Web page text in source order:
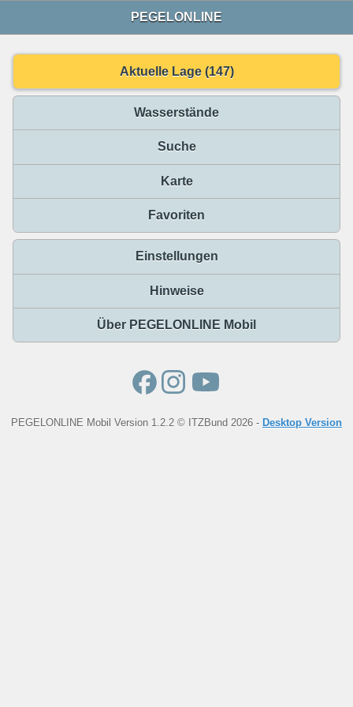
PEGELONLINE
Aktuelle Lage (147)
Wasserstände
Suche
Karte
Favoriten
Einstellungen
Hinweise
Über PEGELONLINE Mobil
PEGELONLINE Mobil Version 1.2.2 © ITZBund 2026 - Desktop Version